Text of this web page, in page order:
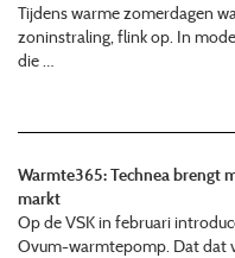
Tijdens warme zomerdagen
zoninstraling, flink op. In
die …
Warmte365: Technea brengt
markt
Op de VSK in februari
Ovum-warmtepomp. Dat dat